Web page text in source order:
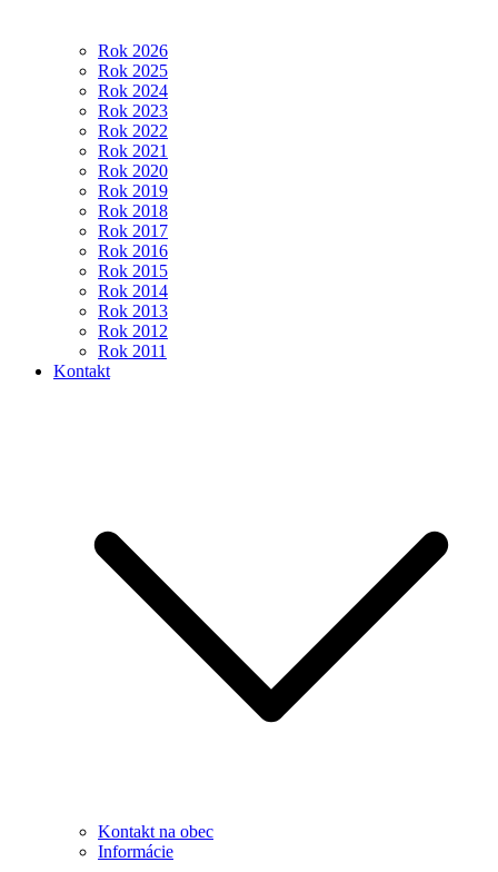
Rok 2026
Rok 2025
Rok 2024
Rok 2023
Rok 2022
Rok 2021
Rok 2020
Rok 2019
Rok 2018
Rok 2017
Rok 2016
Rok 2015
Rok 2014
Rok 2013
Rok 2012
Rok 2011
Kontakt
Kontakt na obec
Informácie